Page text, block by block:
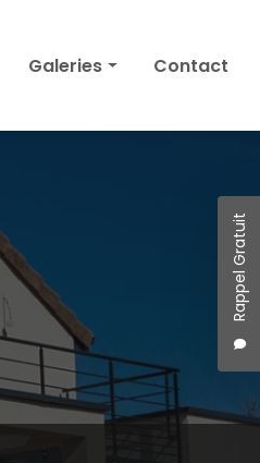
Rappel Gratuit
Galeries Contact